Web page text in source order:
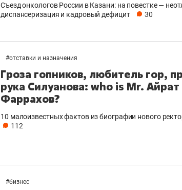
Съезд онкологов России в Казани: на повестке —
диспансеризация и кадровый дефицит
30
#отставки и назначения
Гроза гопников, любитель гор,
рука Силуанова: who is Mr. Айрат
Фаррахов?
10 малоизвестных фактов из биографии нового
112
#бизнес